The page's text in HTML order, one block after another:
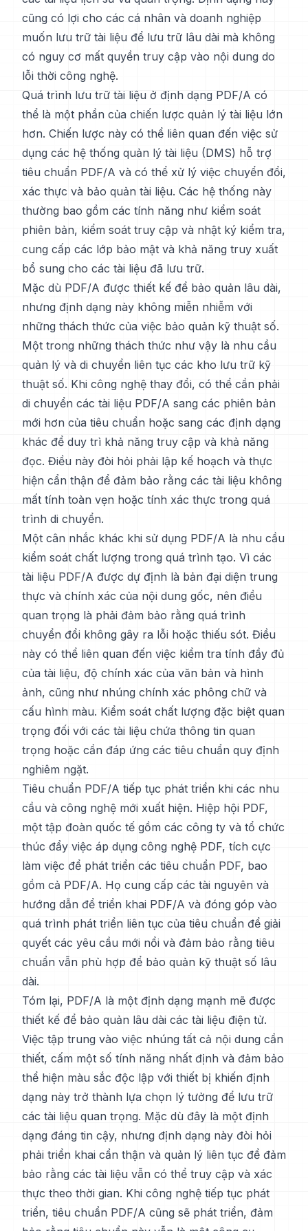
cũng có lợi cho các cá nhân và doanh nghiệp
muốn lưu trữ tài liệu để lưu trữ lâu dài mà không
có nguy cơ mất quyền truy cập vào nội dung do
lỗi thời công nghệ.
Quá trình lưu trữ tài liệu ở định dạng PDF/A có
thể là một phần của chiến lược quản lý tài liệu lớn
hơn. Chiến lược này có thể liên quan đến việc sử
dụng các hệ thống quản lý tài liệu (DMS) hỗ trợ
tiêu chuẩn PDF/A và có thể xử lý việc chuyển đổi,
xác thực và bảo quản tài liệu. Các hệ thống này
thường bao gồm các tính năng như kiểm soát
phiên bản, kiểm soát truy cập và nhật ký kiểm tra,
cung cấp các lớp bảo mật và khả năng truy xuất
bổ sung cho các tài liệu đã lưu trữ.
Mặc dù PDF/A được thiết kế để bảo quản lâu dài,
nhưng định dạng này không miễn nhiễm với
những thách thức của việc bảo quản kỹ thuật số.
Một trong những thách thức như vậy là nhu cầu
quản lý và di chuyển liên tục các kho lưu trữ kỹ
thuật số. Khi công nghệ thay đổi, có thể cần phải
di chuyển các tài liệu PDF/A sang các phiên bản
mới hơn của tiêu chuẩn hoặc sang các định dạng
khác để duy trì khả năng truy cập và khả năng
đọc. Điều này đòi hỏi phải lập kế hoạch và thực
hiện cẩn thận để đảm bảo rằng các tài liệu không
mất tính toàn vẹn hoặc tính xác thực trong quá
trình di chuyển.
Một cân nhắc khác khi sử dụng PDF/A là nhu cầu
kiểm soát chất lượng trong quá trình tạo. Vì các
tài liệu PDF/A được dự định là bản đại diện trung
thực và chính xác của nội dung gốc, nên điều
quan trọng là phải đảm bảo rằng quá trình
chuyển đổi không gây ra lỗi hoặc thiếu sót. Điều
này có thể liên quan đến việc kiểm tra tính đầy đủ
của tài liệu, độ chính xác của văn bản và hình
ảnh, cũng như nhúng chính xác phông chữ và
cấu hình màu. Kiểm soát chất lượng đặc biệt quan
trọng đối với các tài liệu chứa thông tin quan
trọng hoặc cần đáp ứng các tiêu chuẩn quy định
nghiêm ngặt.
Tiêu chuẩn PDF/A tiếp tục phát triển khi các nhu
cầu và công nghệ mới xuất hiện. Hiệp hội PDF,
một tập đoàn quốc tế gồm các công ty và tổ chức
thúc đẩy việc áp dụng công nghệ PDF, tích cực
làm việc để phát triển các tiêu chuẩn PDF, bao
gồm cả PDF/A. Họ cung cấp các tài nguyên và
hướng dẫn để triển khai PDF/A và đóng góp vào
quá trình phát triển liên tục của tiêu chuẩn để giải
quyết các yêu cầu mới nổi và đảm bảo rằng tiêu
chuẩn vẫn phù hợp để bảo quản kỹ thuật số lâu
dài.
Tóm lại, PDF/A là một định dạng mạnh mẽ được
thiết kế để bảo quản lâu dài các tài liệu điện tử.
Việc tập trung vào việc nhúng tất cả nội dung cần
thiết, cấm một số tính năng nhất định và đảm bảo
thể hiện màu sắc độc lập với thiết bị khiến định
dạng này trở thành lựa chọn lý tưởng để lưu trữ
các tài liệu quan trọng. Mặc dù đây là một định
dạng đáng tin cậy, nhưng định dạng này đòi hỏi
phải triển khai cẩn thận và quản lý liên tục để đảm
bảo rằng các tài liệu vẫn có thể truy cập và xác
thực theo thời gian. Khi công nghệ tiếp tục phát
triển, tiêu chuẩn PDF/A cũng sẽ phát triển, đảm